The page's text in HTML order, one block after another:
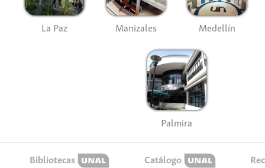
La Paz Manizales Medellín
Palmira
Bibliotecas Catálogo